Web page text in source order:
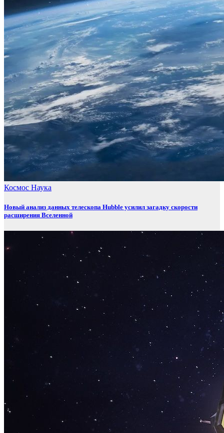
Космос Наука
Новый анализ данных телескопа Hubble усилил загадку скорости
расширения Вселенной